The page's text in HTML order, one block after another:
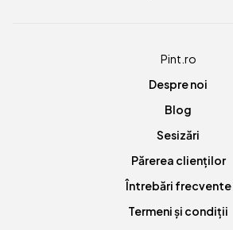
Pint.ro
Despre noi
Blog
Sesizări
Părerea clienților
Întrebări frecvente
Termeni și condiții